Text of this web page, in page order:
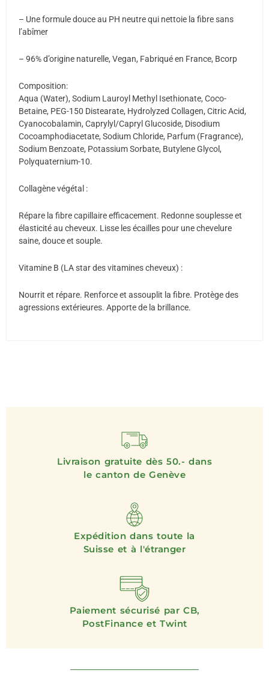
– Une formule douce au PH neutre qui nettoie la fibre sans
l’abîmer
– 96% d’origine naturelle, Vegan, Fabriqué en France, Bcorp
Composition:
Aqua (Water), Sodium Lauroyl Methyl Isethionate, Coco-
Betaine, PEG-150 Distearate, Hydrolyzed Collagen, Citric Acid,
Cyanocobalamin, Caprylyl/Capryl Glucoside, Disodium
Cocoamphodiacetate, Sodium Chloride, Parfum (Fragrance),
Sodium Benzoate, Potassium Sorbate, Butylene Glycol,
Polyquaternium-10.
Collagène végétal :
Répare la fibre capillaire efficacement. Redonne souplesse et
élasticité au cheveux. Lisse les écailles pour une chevelure
saine, douce et souple.
Vitamine B (LA star des vitamines cheveux) :
Nourrit et répare. Renforce et assouplit la fibre. Protège des
agressions extérieures. Apporte de la brillance.
Livraison gratuite dès 50.- dans
le canton de Genève
Expédition dans toute la
Suisse et à l'étranger
Paiement sécurisé par CB,
PostFinance et Twint